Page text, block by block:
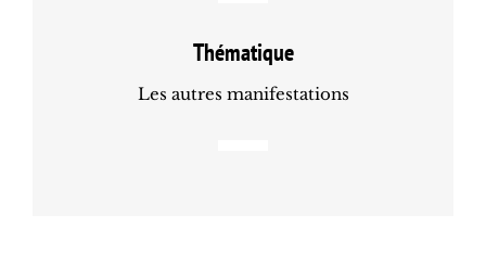
Thématique
Les autres manifestations